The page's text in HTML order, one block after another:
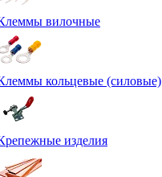
вилочные
кольцевые (силовые)
изделия